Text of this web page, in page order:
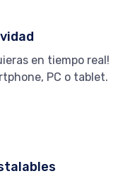
en tiempo real!
PC o tablet.